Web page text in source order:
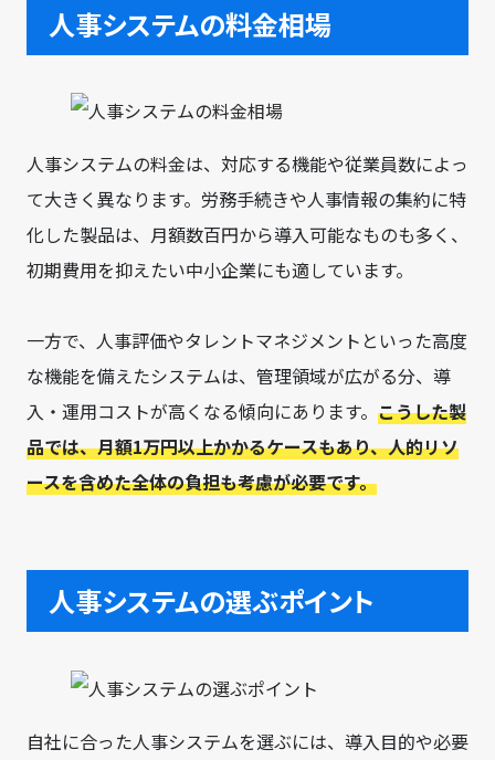
人事システムの料金相場
人事システムの料金は、対応する機能や従業員数によっ
て大きく異なります。労務手続きや人事情報の集約に特
化した製品は、月額数百円から導入可能なものも多く、
初期費用を抑えたい中小企業にも適しています。
一方で、人事評価やタレントマネジメントといった高度
な機能を備えたシステムは、管理領域が広がる分、導
入・運用コストが高くなる傾向にあります。 こうした製
品では、月額1万円以上かかるケースもあり、人的リソ
ースを含めた全体の負担も考慮が必要です。
人事システムの選ぶポイント
自社に合った人事システムを選ぶには、導入目的や必要